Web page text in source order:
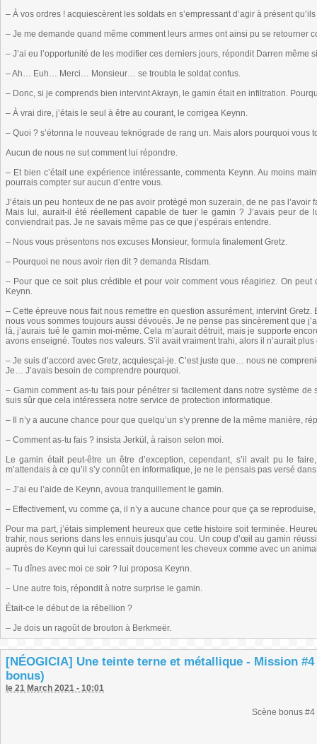
– À vos ordres ! acquiescèrent les soldats en s’empressant d’agir à présent
– Je me demande quand même comment leurs armes ont ainsi pu se retourner
– J’ai eu l’opportunité de les modifier ces derniers jours, répondit Darren même
– Ah… Euh… Merci… Monsieur… se troubla le soldat confus.
– Donc, si je comprends bien intervint Akrayn, le gamin était en infiltration.
– À vrai dire, j’étais le seul à être au courant, le corrigea Keynn.
– Quoi ? s’étonna le nouveau teknögrade de rang un. Mais alors pourquoi vous
Aucun de nous ne sut comment lui répondre.
– Et bien c’était une expérience intéressante, commenta Keynn. Au moins
pourrais compter sur aucun d’entre vous.
J’étais un peu honteux de ne pas avoir protégé mon suzerain, de ne pas l’avoir
Mais lui, aurait-il été réellement capable de tuer le gamin ? J’avais peur
conviendrait pas. Je ne savais même pas ce que j’espérais entendre.
– Nous vous présentons nos excuses Monsieur, formula finalement Gretz.
– Pourquoi ne nous avoir rien dit ? demanda Risdam.
– Pour que ce soit plus crédible et pour voir comment vous réagiriez. On
Keynn.
– Cette épreuve nous fait nous remettre en question assurément, intervint
nous vous sommes toujours aussi dévoués. Je ne pense pas sincèrement que
là, j’aurais tué le gamin moi-même. Cela m’aurait détruit, mais je supporte
avons enseigné. Toutes nos valeurs. S’il avait vraiment trahi, alors il n’aurait
– Je suis d’accord avec Gretz, acquiesçai-je. C’est juste que… nous ne
Je… J’avais besoin de comprendre pourquoi.
– Gamin comment as-tu fais pour pénétrer si facilement dans notre système
suis sûr que cela intéressera notre service de protection informatique.
– Il n’y a aucune chance pour que quelqu’un s’y prenne de la même manière,
– Comment as-tu fais ? insista Jerkül, à raison selon moi.
Le gamin était peut-être un être d’exception, cependant, s’il avait pu le
m’attendais à ce qu’il s’y connût en informatique, je ne le pensais pas versé
– J’ai eu l’aide de Keynn, avoua tranquillement le gamin.
– Effectivement, vu comme ça, il n’y a aucune chance pour que ça se
Pour ma part, j’étais simplement heureux que cette histoire soit terminée.
trahir, nous serions dans les ennuis jusqu’au cou. Un coup d’œil au gamin
auprès de Keynn qui lui caressait doucement les cheveux comme avec un
– Tu dînes avec moi ce soir ? lui proposa Keynn.
– Une autre fois, répondit à notre surprise le gamin.
Était-ce le début de la rébellion ?
– Je dois un ragoût de brouton à Berkmeër.
[NÉOGICIA] Une teinte terne et métallique - Mission #4
bonus)
le 21 March 2021 - 10:01
Scène bonus #4